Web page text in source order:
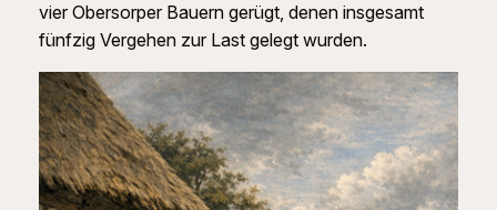
vier Obersorper Bauern gerügt, denen insgesamt
fünfzig Vergehen zur Last gelegt wurden.